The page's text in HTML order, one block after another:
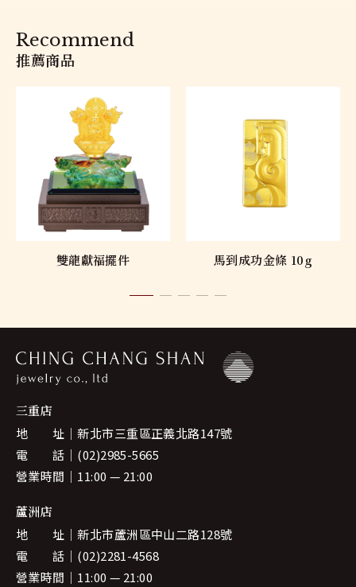
Recommend
推薦商品
雙龍獻福擺件 馬到成功金條 10g
三重店
地 址
新北市三重區正義北路147號
電 話
(02)2985-5665
營業時間
11:00 — 21:00
蘆洲店
地 址
新北市蘆洲區中山二路128號
電 話
(02)2281-4568
營業時間
11:00 — 21:00